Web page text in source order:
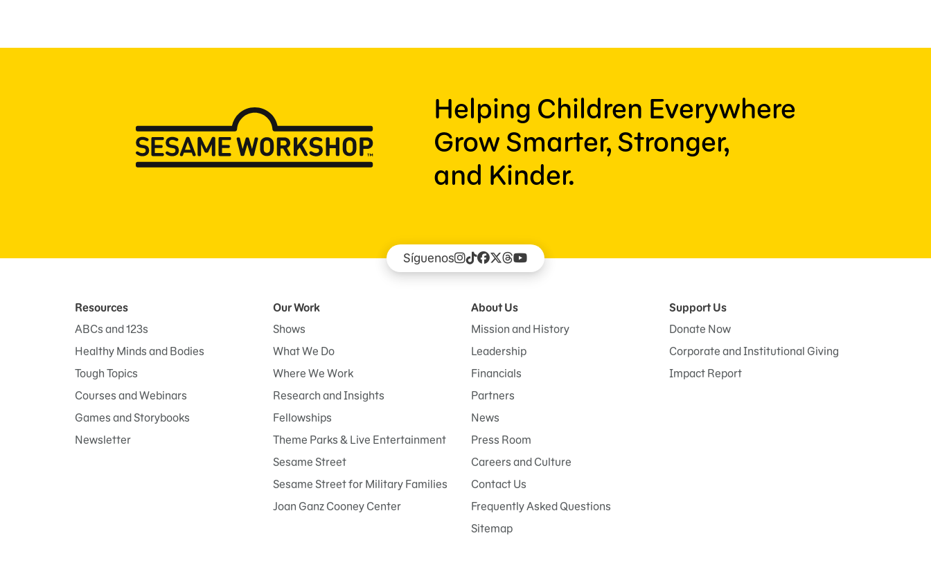
Helping Children Everywhere
Grow Smarter, Stronger,
and Kinder.
Síguenos
Resources
ABCs and 123s
Healthy Minds and Bodies
Tough Topics
Courses and Webinars
Games and Storybooks
Newsletter
Our Work
Shows
What We Do
Where We Work
Research and Insights
Fellowships
Theme Parks & Live Entertainment
Sesame Street
Sesame Street for Military Families
Joan Ganz Cooney Center
About Us
Mission and History
Leadership
Financials
Partners
News
Press Room
Careers and Culture
Contact Us
Frequently Asked Questions
Sitemap
Support Us
Donate Now
Corporate and Institutional Giving
Impact Report